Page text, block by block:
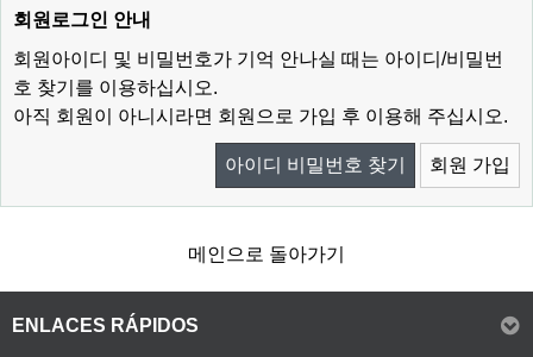
회원로그인 안내
회원아이디 및 비밀번호가 기억 안나실 때는 아이디/비밀번
호 찾기를 이용하십시오.
아직 회원이 아니시라면 회원으로 가입 후 이용해 주십시오.
아이디 비밀번호 찾기 회원 가입
메인으로 돌아가기
ENLACES RÁPIDOS